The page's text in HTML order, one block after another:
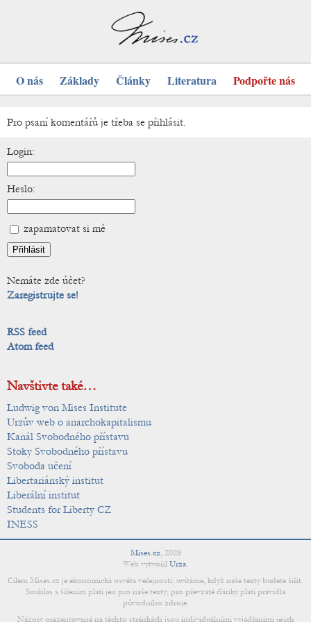
O nás Základy Články Literatura Podpořte nás
Pro psaní komentářů je třeba se přihlásit.
Login:
Heslo:
zapamatovat si mě
Nemáte zde účet?
Zaregistrujte se!
RSS feed
Atom feed
Navštivte také…
Ludwig von Mises Institute
Urzův web o anarchokapitalismu
Kanál Svobodného přístavu
Stoky Svobodného přístavu
Svoboda učení
Libertariánský institut
Liberální institut
Students for Liberty CZ
INESS
Mises.cz, 2026
Web vytvořil Urza.
Cílem Mises.cz je ekonomická osvěta veřejnosti; uvítáme, když naše texty budete šířit.
Souhlas s šířením platí jen pro naše texty; pro převzaté články platí pravidla
původního zdroje.
Názory prezentované na těchto stránkách jsou individuálními vyjádřeními jejich